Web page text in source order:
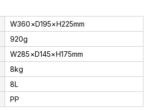
W360×D195×H225mm
920g
W285×D145×H175mm
8kg
8L
PP